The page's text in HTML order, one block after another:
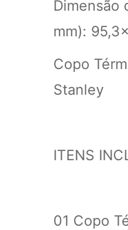
Dimensão
mm):
Copo
Stanley
ITENS
01 Copo